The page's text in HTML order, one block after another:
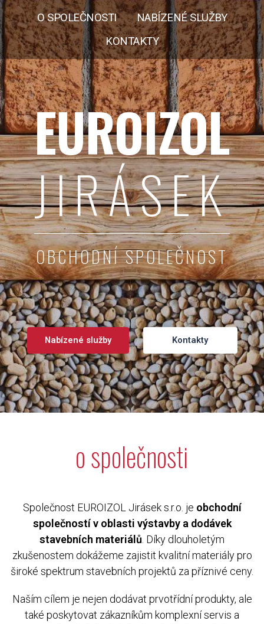
O SPOLEČNOSTI
NABÍZENÉ SLUŽBY
KONTAKTY
EUROIZOL
JIRÁSEK
OBCHODNÍ SPOLEČNOST
Nabízené služby Kontakty
o společnosti
Společnost EUROIZOL Jirásek s.r.o. je obchodní
společností v oblasti výstavby a dodávek
stavebních materiálů . Díky dlouholetým
zkušenostem dokážeme zajistit kvalitní materiály pro
široké spektrum stavebních projektů za příznivé ceny.
Naším cílem je nejen dodávat prvotřídní produkty, ale
také poskytovat zákazníkům komplexní servis a